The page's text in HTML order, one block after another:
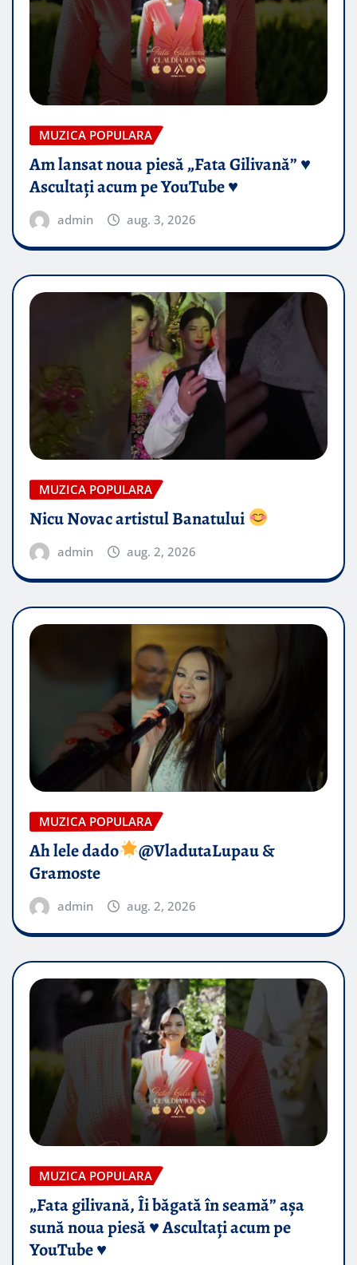
MUZICA POPULARA
Am lansat noua piesă „Fata Gilivană” ♥️
Ascultați acum pe YouTube ♥️
admin aug. 3, 2026
MUZICA POPULARA
Nicu Novac artistul Banatului
admin aug. 2, 2026
MUZICA POPULARA
Ah lele dado​
@VladutaLupau &
Gramoste
admin aug. 2, 2026
MUZICA POPULARA
„Fata gilivană, Îi băgată în seamă” așa
sună noua piesă ♥️ Ascultați acum pe
YouTube ♥️